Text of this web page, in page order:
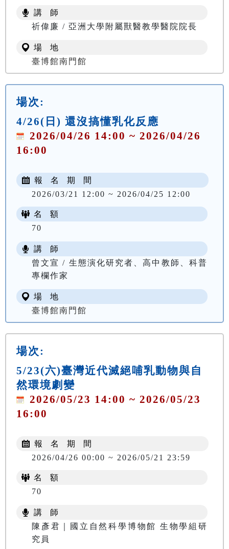
講 師
祈偉廉 / 亞洲大學附屬獸醫教學醫院院長
場 地
臺博館南門館
場次:
4/26(日) 還沒搞懂乳化反應
2026/04/26 14:00 ~ 2026/04/26
16:00
報 名 期 間
2026/03/21 12:00 ~ 2026/04/25 12:00
名 額
70
講 師
曾文宣 / 生態演化研究者、高中教師、科普
專欄作家
場 地
臺博館南門館
場次:
5/23(六)臺灣近代滅絕哺乳動物與自
然環境劇變
2026/05/23 14:00 ~ 2026/05/23
16:00
報 名 期 間
2026/04/26 00:00 ~ 2026/05/21 23:59
名 額
70
講 師
陳彥君｜國立自然科學博物館 生物學組研
究員